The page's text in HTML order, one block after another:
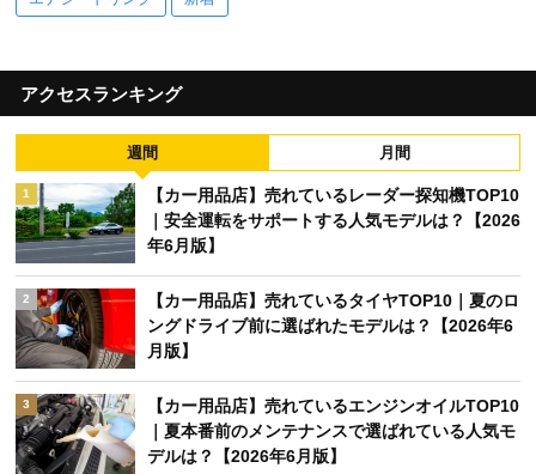
アクセスランキング
週間 月間
1
【カー用品店】売れているレーダー探知機TOP10
｜安全運転をサポートする人気モデルは？【2026
年6月版】
2
【カー用品店】売れているタイヤTOP10｜夏のロ
ングドライブ前に選ばれたモデルは？【2026年6
月版】
3
【カー用品店】売れているエンジンオイルTOP10
｜夏本番前のメンテナンスで選ばれている人気モ
デルは？【2026年6月版】